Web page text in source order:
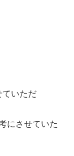
ていただ
にさせていた